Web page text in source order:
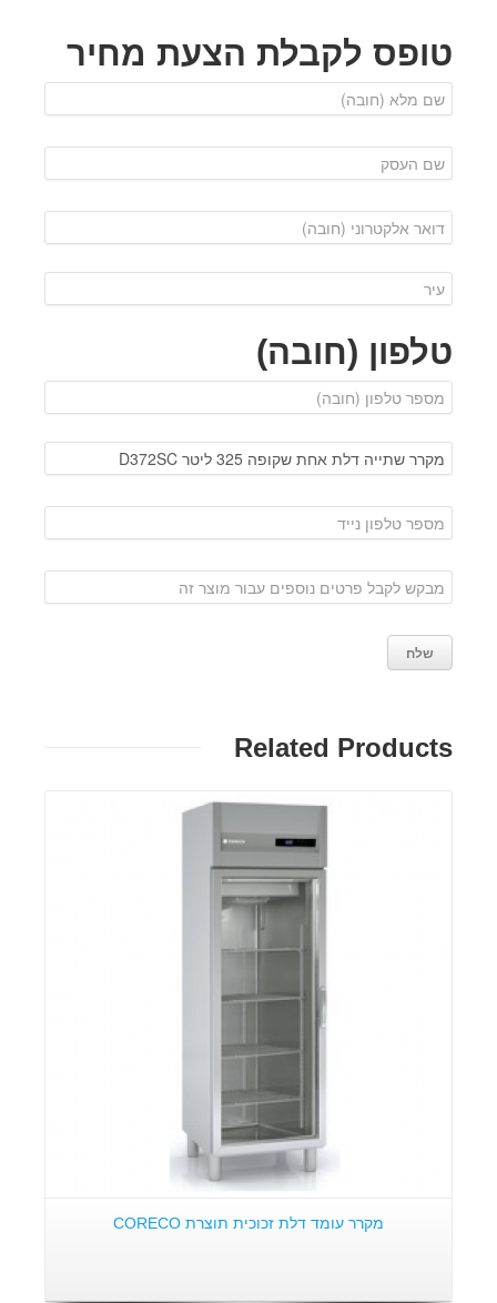
טופס לקבלת הצעת מחיר
טלפון (חובה)
Related Products
פרטים:
מקרר עומד דלת זכוכית תוצרת CORECO